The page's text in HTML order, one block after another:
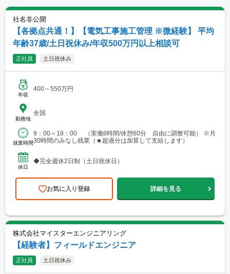
社名非公開
【各拠点共通！】【電気工事施工管理 ※微経験】 平均
年齢37歳/土日祝休み/年収500万円以上相談可
正社員 土日祝休み
年収
400～550万円
勤務地
全国
就業時間
9：00～18：00 （実働8時間/休憩60分 自由に調整可能） ※月
30時間のみなし残業（★超過分は加算して支給します）
休日
◆完全週休2日制（土日祝休日）
お気に入り登録 詳細を見る
株式会社マイスターエンジニアリング
【経験者】フィールドエンジニア
正社員 土日祝休み